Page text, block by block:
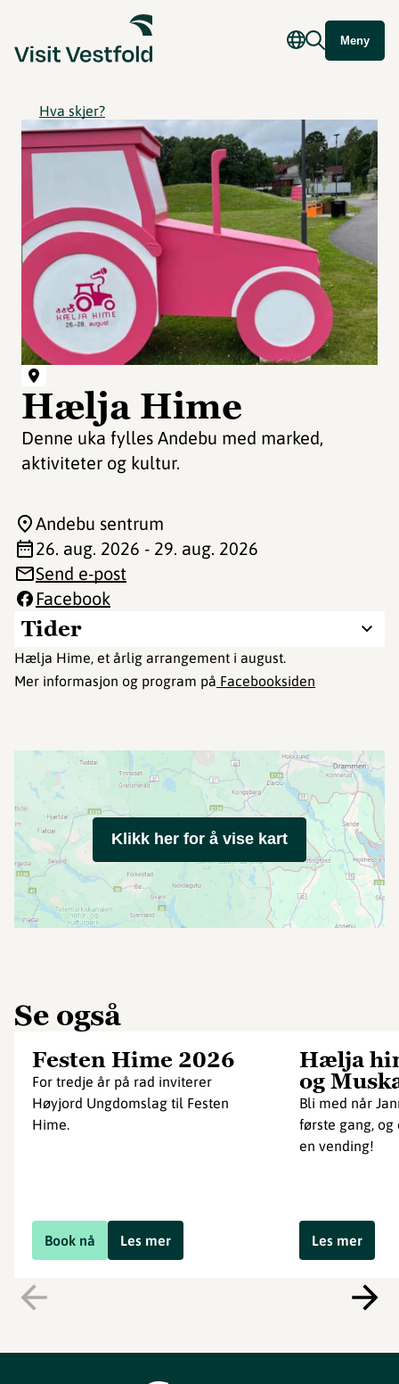
Meny
Hva skjer?
Hælja Hime
Denne uka fylles Andebu med marked,
aktiviteter og kultur.
Tider
Hælja Hime, et årlig arrangement i august.
Mer informasjon og program på Facebooksiden
Andebu sentrum
26. aug. 2026 - 29. aug. 2026
Send e-post
Facebook
Klikk her for å vise kart
Se også
Festen Hime 2026
For tredje år på rad inviterer
Høyjord Ungdomslag til Festen
Hime.
Book nå Les mer
Hælja
og
Bli med når
første gang,
en vending!
Les mer